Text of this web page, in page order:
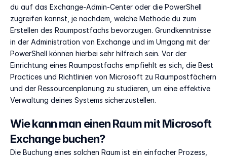
du auf das Exchange-Admin-Center oder die PowerShell
zugreifen kannst, je nachdem, welche Methode du zum
Erstellen des Raumpostfachs bevorzugen. Grundkenntnisse
in der Administration von Exchange und im Umgang mit der
PowerShell können hierbei sehr hilfreich sein. Vor der
Einrichtung eines Raumpostfachs empfiehlt es sich, die Best
Practices und Richtlinien von Microsoft zu Raumpostfächern
und der Ressourcenplanung zu studieren, um eine effektive
Verwaltung deines Systems sicherzustellen.
Wie kann man einen Raum mit Microsoft
Exchange buchen?
Die Buchung eines solchen Raum ist ein einfacher Prozess,